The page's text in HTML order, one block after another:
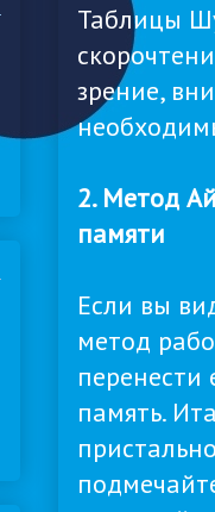
Таблицы
зрение,
2. Метод
памяти
Если вы
метод
перенести
память.